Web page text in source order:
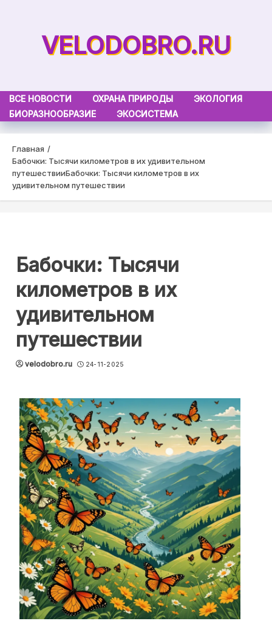
VELODOBRO.RU
ВСЕ НОВОСТИ ОХРАНА ПРИРОДЫ
ЭКОЛОГИЯ
БИОРАЗНООБРАЗИЕ
ЭКОСИСТЕМА
Главная
Бабочки: Тысячи километров в их удивительном
путешествииБабочки: Тысячи километров в их
удивительном путешествии
Бабочки: Тысячи
километров в их
удивительном
путешествии
velodobro.ru 24-11-2025